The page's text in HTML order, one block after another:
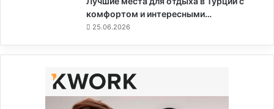
комфортом и интересными…
25.06.2026